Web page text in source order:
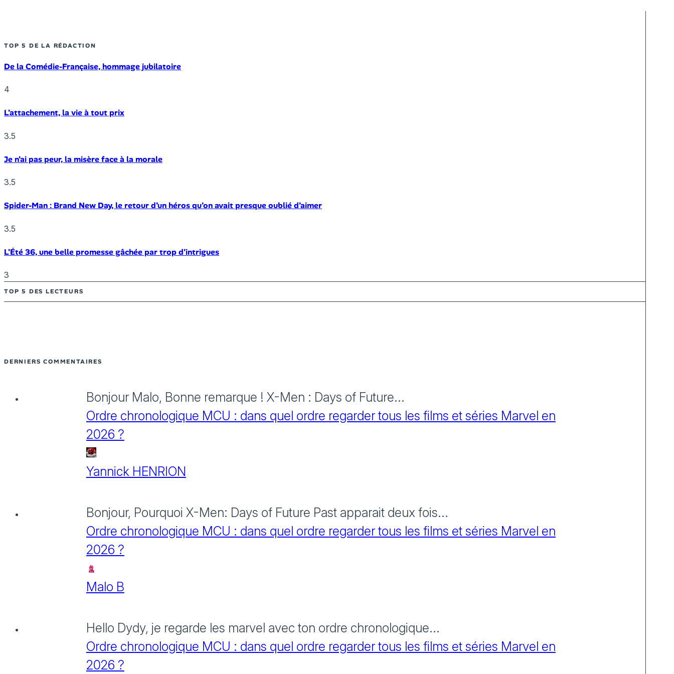
TOP 5 DE LA RÉDACTION
De la Comédie-Française, hommage jubilatoire
4
L’attachement, la vie à tout prix
3.5
Je n’ai pas peur, la misère face à la morale
3.5
Spider-Man : Brand New Day, le retour d’un héros qu’on avait presque oublié d’aimer
3.5
L’Été 36, une belle promesse gâchée par trop d’intrigues
3
TOP 5 DES LECTEURS
DERNIERS COMMENTAIRES
Bonjour Malo, Bonne remarque ! X-Men : Days of Future...
Ordre chronologique MCU : dans quel ordre regarder tous les films et séries Marvel en
2026 ?
Yannick HENRION
Bonjour, Pourquoi X-Men: Days of Future Past apparait deux fois...
Ordre chronologique MCU : dans quel ordre regarder tous les films et séries Marvel en
2026 ?
Malo B
Hello Dydy, je regarde les marvel avec ton ordre chronologique...
Ordre chronologique MCU : dans quel ordre regarder tous les films et séries Marvel en
2026 ?